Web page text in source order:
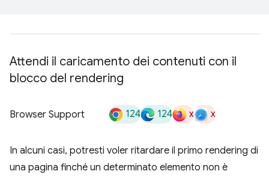
Attendi il caricamento dei contenuti con il
blocco del rendering
Browser Support 124 124 x x
In alcuni casi, potresti voler ritardare il primo rendering di
una pagina finché un determinato elemento non è